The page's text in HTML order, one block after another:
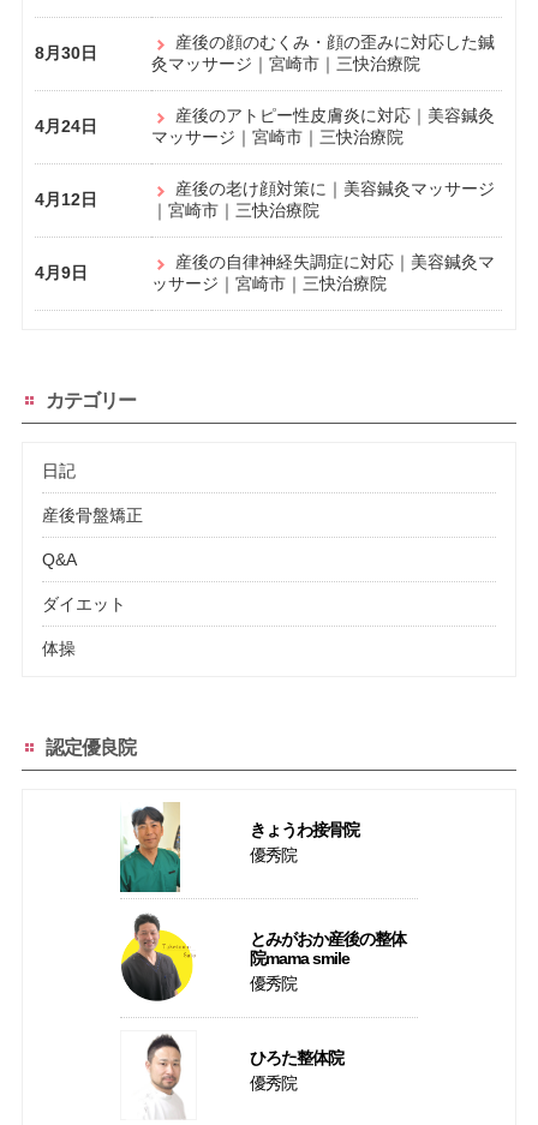
8月30日
産後の顔のむくみ・顔の歪みに対応した鍼
灸マッサージ｜宮崎市｜三快治療院
4月24日
産後のアトピー性皮膚炎に対応｜美容鍼灸
マッサージ｜宮崎市｜三快治療院
4月12日
産後の老け顔対策に｜美容鍼灸マッサージ
｜宮崎市｜三快治療院
4月9日
産後の自律神経失調症に対応｜美容鍼灸マ
ッサージ｜宮崎市｜三快治療院
カテゴリー
日記
産後骨盤矯正
Q&A
ダイエット
体操
認定優良院
きょうわ接骨院
優秀院
とみがおか産後の整体
院mama smile
優秀院
ひろた整体院
優秀院